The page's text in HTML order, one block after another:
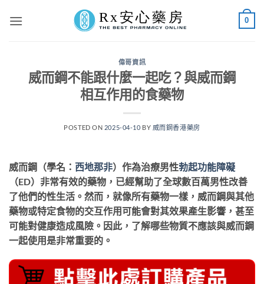
0
偉哥資訊
威而鋼不能跟什麼一起吃？與威而鋼
相互作用的食藥物
POSTED ON 2025-04-10 BY 威而鋼香港藥房
威而鋼（學名： 西地那非）作為治療男性勃起功能障礙
（ED）非常有效的藥物，已經幫助了全球數百萬男性改善
了他們的性生活。然而，就像所有藥物一樣，威而鋼與其他
藥物或特定食物的交互作用可能會對其效果產生影響，甚至
可能對健康造成風險。因此，了解哪些物質不應該與威而鋼
一起使用是非常重要的。